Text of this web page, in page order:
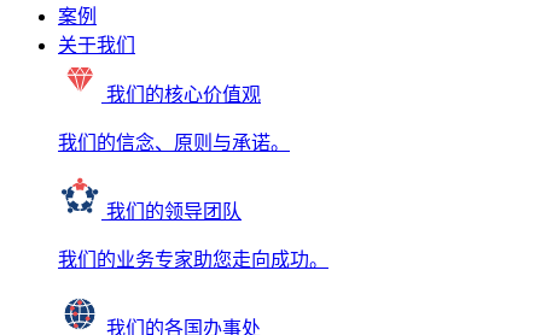
案例
关于我们
我们的核心价值观
我们的信念、原则与承诺。
我们的领导团队
我们的业务专家助您走向成功。
我们的各国办事处